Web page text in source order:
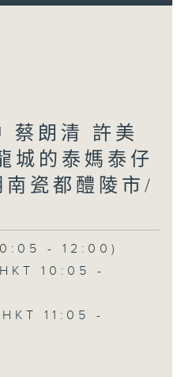
蔡朗清 許美
城的泰媽泰仔
瓷都醴陵市/
- 12:00)
10:05 -
11:05 -